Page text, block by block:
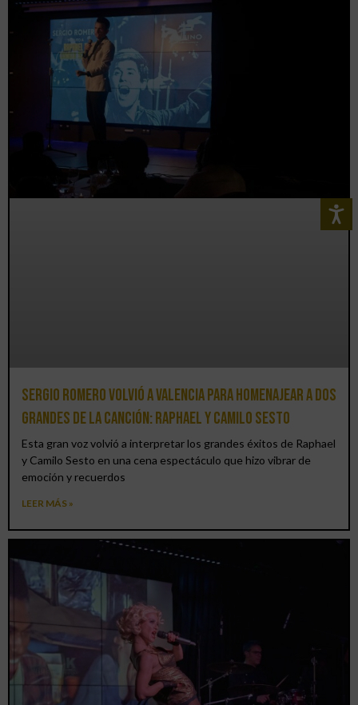
Sergio Romero volvió a Valencia para homenajear a dos
grandes de la canción: Raphael y Camilo Sesto
Esta gran voz volvió a interpretar los grandes éxitos de Raphael
y Camilo Sesto en una cena espectáculo que hizo vibrar de
emoción y recuerdos
LEER MÁS »